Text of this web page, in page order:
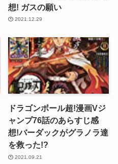
想! ガスの願い
2021.12.29
ドラゴンボール超!漫画Vジ
ャンプ76話のあらすじ感
想!バーダックがグラノラ達
を救った!?
2021.09.21